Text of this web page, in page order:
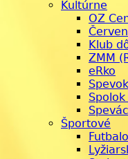
Kultúrne
OZ
Klub
ZMM
eRko
Športové